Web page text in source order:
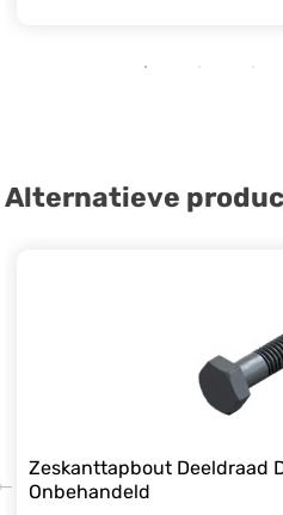
Alternatieve
Zeskanttapbout Deeldraad
Onbehandeld